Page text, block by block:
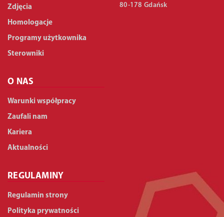
Zdjęcia
Homologacje
Programy użytkownika
Sterowniki
O NAS
Warunki współpracy
Zaufali nam
Kariera
Aktualności
REGULAMINY
Regulamin strony
Polityka prywatności
80-178 Gdańsk